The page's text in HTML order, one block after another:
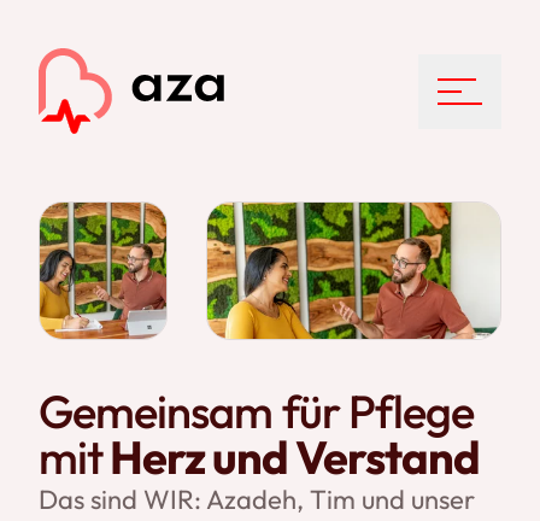
Menu
Gemeinsam für Pflege
mitHerz und Verstand
Das sind WIR: Azadeh, Tim und unser